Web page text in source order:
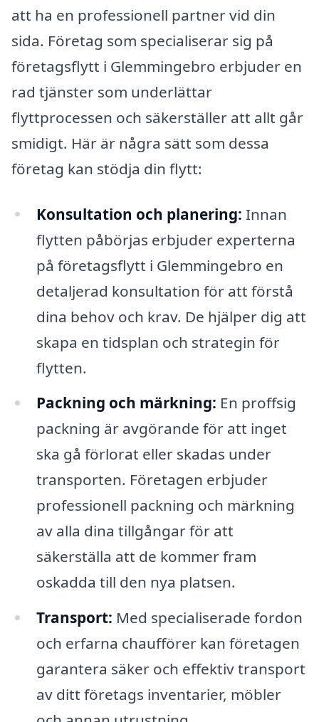
att ha en professionell partner vid din
sida. Företag som specialiserar sig på
företagsflytt i Glemmingebro erbjuder en
rad tjänster som underlättar
flyttprocessen och säkerställer att allt går
smidigt. Här är några sätt som dessa
företag kan stödja din flytt:
Konsultation och planering: Innan
flytten påbörjas erbjuder experterna
på företagsflytt i Glemmingebro en
detaljerad konsultation för att förstå
dina behov och krav. De hjälper dig att
skapa en tidsplan och strategin för
flytten.
Packning och märkning: En proffsig
packning är avgörande för att inget
ska gå förlorat eller skadas under
transporten. Företagen erbjuder
professionell packning och märkning
av alla dina tillgångar för att
säkerställa att de kommer fram
oskadda till den nya platsen.
Transport: Med specialiserade fordon
och erfarna chaufförer kan företagen
garantera säker och effektiv transport
av ditt företags inventarier, möbler